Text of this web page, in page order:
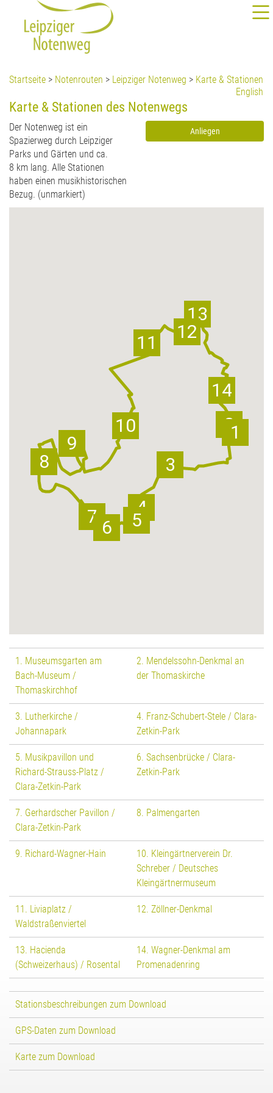
Startseite > Notenrouten > Leipziger Notenweg > Karte & Stationen
English
Karte & Stationen des Notenwegs
Der Notenweg ist ein
Spazierweg durch Leipziger
Parks und Gärten und ca.
8 km lang. Alle Stationen
haben einen musikhistorischen
Bezug. (unmarkiert)
Anliegen
1
2
3
4
5
6
7
8
9
10
11
12
13
14
1. Museumsgarten am
Bach-Museum /
Thomaskirchhof
2. Mendelssohn-Denkmal an
der Thomaskirche
3. Lutherkirche /
Johannapark
4. Franz-Schubert-Stele / Clara-
Zetkin-Park
5. Musikpavillon und
Richard-Strauss-Platz /
Clara-Zetkin-Park
6. Sachsenbrücke / Clara-
Zetkin-Park
7. Gerhardscher Pavillon /
Clara-Zetkin-Park
8. Palmengarten
9. Richard-Wagner-Hain
10. Kleingärtnerverein Dr.
Schreber / Deutsches
Kleingärtnermuseum
11. Liviaplatz /
Waldstraßenviertel
12. Zöllner-Denkmal
13. Hacienda
(Schweizerhaus) / Rosental
14. Wagner-Denkmal am
Promenadenring
Stationsbeschreibungen zum Download
GPS-Daten zum Download
Karte zum Download